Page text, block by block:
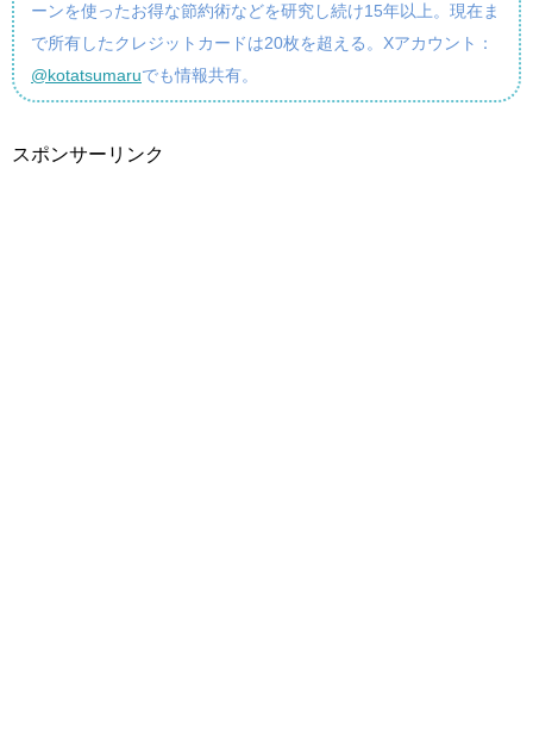
ーンを使ったお得な節約術などを研究し続け15年以上。現在ま
で所有したクレジットカードは20枚を超える。Xアカウント：
@kotatsumaruでも情報共有。
スポンサーリンク